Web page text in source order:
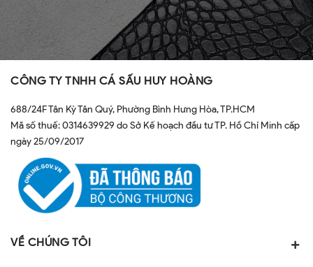
CÔNG TY TNHH CÁ SẤU HUY HOÀNG
688/24F Tân Kỳ Tân Quý, Phường Bình Hưng Hòa, TP.HCM
Mã số thuế: 0314639929 do Sở Kế hoạch đầu tư TP. Hồ Chí Minh cấp
ngày 25/09/2017
VỀ CHÚNG TÔI